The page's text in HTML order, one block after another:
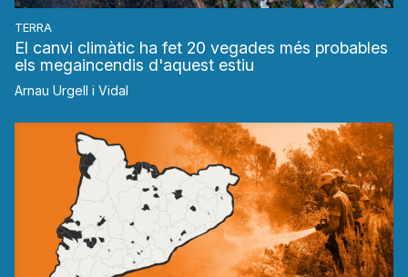
TERRA
El canvi climàtic ha fet 20 vegades més probables
els megaincendis d'aquest estiu
Arnau Urgell i Vidal